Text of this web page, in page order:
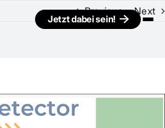
Jetzt dabei sein!
Previous Next